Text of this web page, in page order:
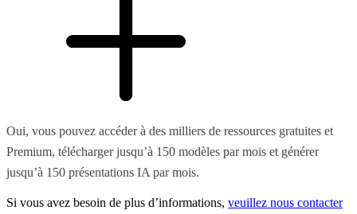
Oui, vous pouvez accéder à des milliers de ressources gratuites et
Premium, télécharger jusqu’à 150 modèles par mois et générer
jusqu’à 150 présentations IA par mois.
Si vous avez besoin de plus d’informations, veuillez nous contacter